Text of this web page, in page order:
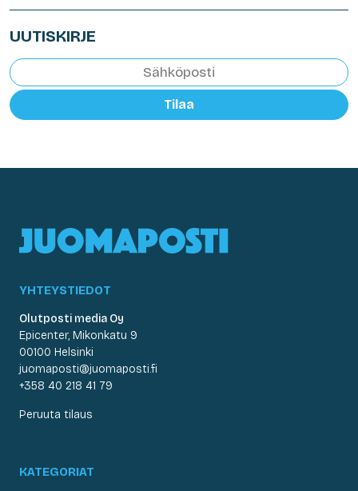
UUTISKIRJE
Tilaa
YHTEYSTIEDOT
Olutposti media Oy
Epicenter, Mikonkatu 9
00100 Helsinki
juomaposti@juomaposti.fi
+358 40 218 41 79
Peruuta tilaus
KATEGORIAT